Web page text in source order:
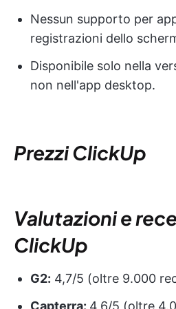
Nessun supporto per
registrazioni dello
Disponibile solo nella
non nell'app desktop.
Prezzi ClickUp
Valutazioni e
ClickUp
G2: 4,7/5 (oltre 9.000
Capterra: 4,6/5 (oltre